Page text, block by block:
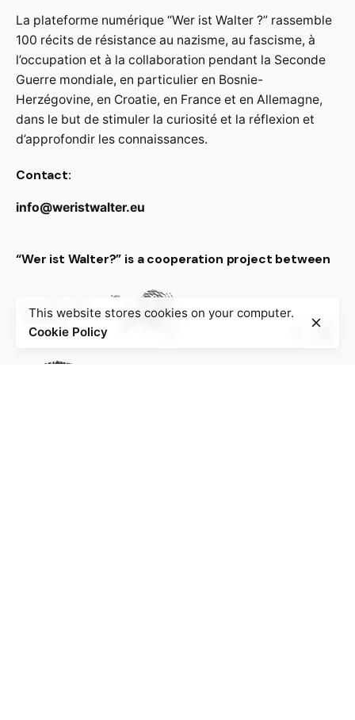
La plateforme numérique “Wer ist Walter ?” rassemble
100 récits de résistance au nazisme, au fascisme, à
l’occupation et à la collaboration pendant la Seconde
Guerre mondiale, en particulier en Bosnie-
Herzégovine, en Croatie, en France et en Allemagne,
dans le but de stimuler la curiosité et la réflexion et
d’approfondir les connaissances.
Contact:
info@weristwalter.eu
“Wer ist Walter?” is a cooperation project between
This website stores cookies on your computer.
Cookie Policy